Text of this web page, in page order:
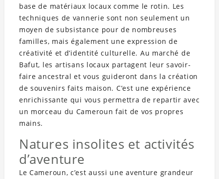
base de matériaux locaux comme le rotin. Les
techniques de vannerie sont non seulement un
moyen de subsistance pour de nombreuses
familles, mais également une expression de
créativité et d’identité culturelle. Au marché de
Bafut, les artisans locaux partagent leur savoir-
faire ancestral et vous guideront dans la création
de souvenirs faits maison. C’est une expérience
enrichissante qui vous permettra de repartir avec
un morceau du Cameroun fait de vos propres
mains.
Natures insolites et activités
d’aventure
Le Cameroun, c’est aussi une aventure grandeur